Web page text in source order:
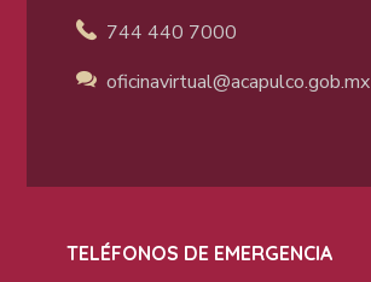
744 440 7000
oficinavirtual@acapulco.gob.mx
TELÉFONOS DE EMERGENCIA